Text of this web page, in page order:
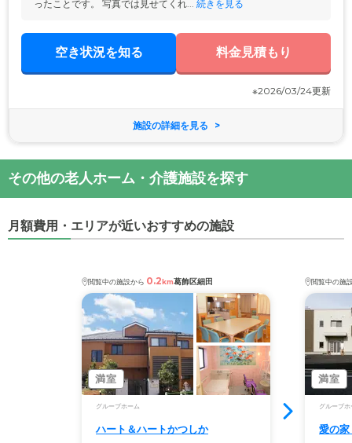
ったことです。 写真では見せてくれ... 続きを見る
空き状況を知る 料金見積もり
※2026/03/24更新
施設の詳細を見る
その他の老人ホーム・介護施設を探す
月額費用・エリアが近いおすすめの施設
閲覧中の施設から 0.2km葛飾区細田
満室
グループホーム
ハート＆ハートかつしか
閲覧中の施
満室
グループホ
愛の